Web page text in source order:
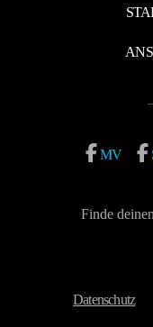
MV
Finde
Datenschutz